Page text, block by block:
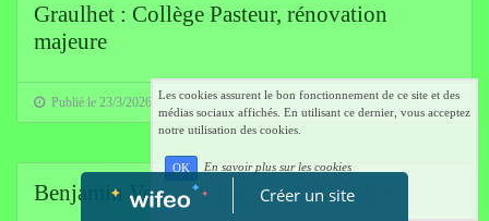
Graulhet : Collège Pasteur, rénovation
majeure
Publié le 23/3/2026
Benjamin Verdeil élu maire de Graulhet
Créer un site
Les cookies assurent le bon fonctionnement de ce site et des
médias sociaux affichés. En utilisant ce dernier, vous acceptez
notre utilisation des cookies.
OK En savoir plus sur les cookies